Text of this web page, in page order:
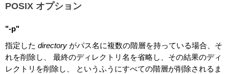
POSIX オプション
"-p"
指定した directory がパス名に複数の階層を持っている場合、そ
れを削除し、 最終のディレクトリ名を省略し、その結果のディ
レクトリを削除し、 というふうにすべての階層が削除されるま